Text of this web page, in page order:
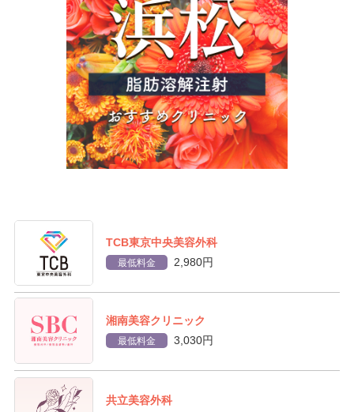
TCB東京中央美容外科
最低料金 2,980円
湘南美容クリニック
最低料金 3,030円
共立美容外科